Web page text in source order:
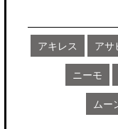
アキレス アサ
ニーモ
ムー